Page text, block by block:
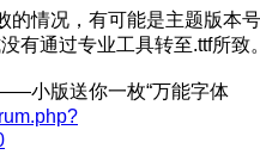
的情况，有可能是主题版本号
有通过专业工具转至.ttf所致
小版送你一枚“万能字体